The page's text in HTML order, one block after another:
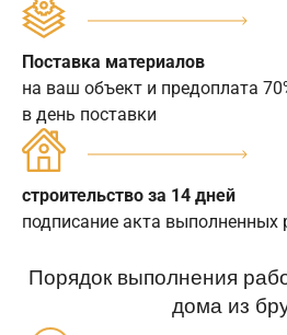
Поставка материалов
на ваш объект и предоплата
в день поставки
строительство за 14 дней
подписание акта выполненных
Порядок выполнения
дома из